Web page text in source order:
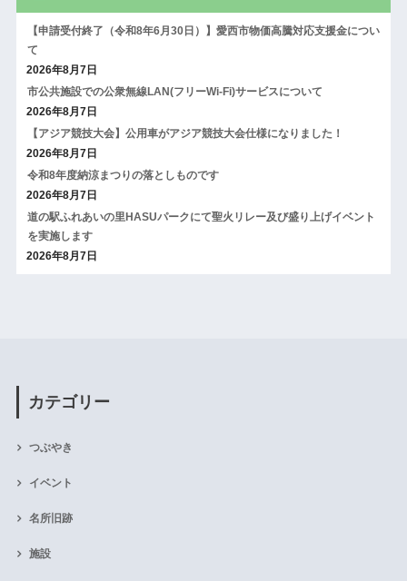
【申請受付終了（令和8年6月30日）】愛西市物価高騰対応支援金につい
て
2026年8月7日
市公共施設での公衆無線LAN(フリーWi-Fi)サービスについて
2026年8月7日
【アジア競技大会】公用車がアジア競技大会仕様になりました！
2026年8月7日
令和8年度納涼まつりの落としものです
2026年8月7日
道の駅ふれあいの里HASUパークにて聖火リレー及び盛り上げイベント
を実施します
2026年8月7日
カテゴリー
つぶやき
イベント
名所旧跡
施設